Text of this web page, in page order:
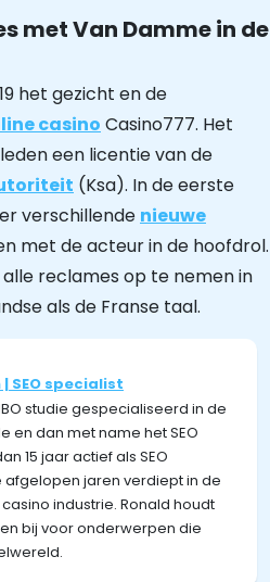
met Van Damme in de
het gezicht en de
casino Casino777. Het
een licentie van de
(Ksa). In de eerste
verschillende nieuwe
met de acteur in de hoofdrol.
reclames op te nemen in
als de Franse taal.
SEO specialist
studie gespecialiseerd in de
en dan met name het SEO
15 jaar actief als SEO
afgelopen jaren verdiept in de
industrie. Ronald houdt
bij voor onderwerpen die